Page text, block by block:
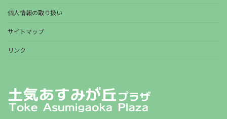
個人情報の取り扱い
サイトマップ
リンク